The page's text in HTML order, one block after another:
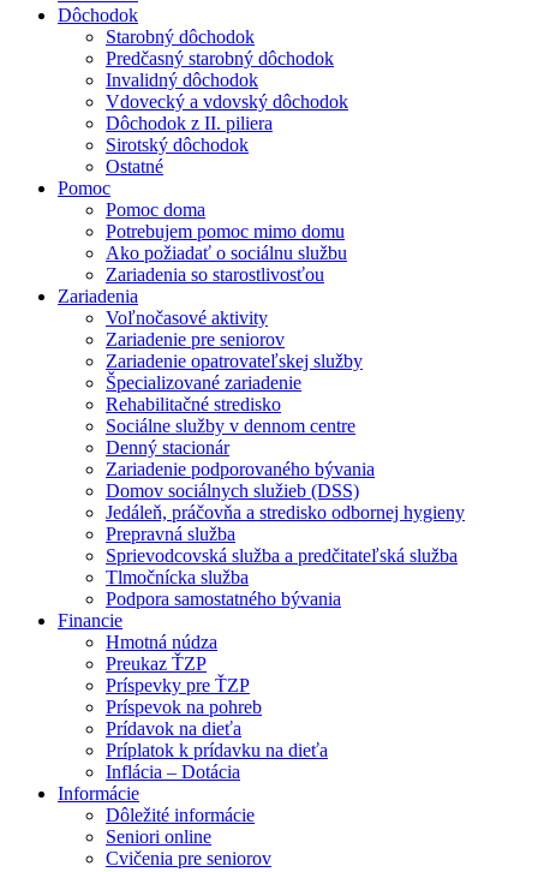
Dôchodok
Starobný dôchodok
Predčasný starobný dôchodok
Invalidný dôchodok
Vdovecký a vdovský dôchodok
Dôchodok z II. piliera
Sirotský dôchodok
Ostatné
Pomoc
Pomoc doma
Potrebujem pomoc mimo domu
Ako požiadať o sociálnu službu
Zariadenia so starostlivosťou
Zariadenia
Voľnočasové aktivity
Zariadenie pre seniorov
Zariadenie opatrovateľskej služby
Špecializované zariadenie
Rehabilitačné stredisko
Sociálne služby v dennom centre
Denný stacionár
Zariadenie podporovaného bývania
Domov sociálnych služieb (DSS)
Jedáleň, práčovňa a stredisko odbornej hygieny
Prepravná služba
Sprievodcovská služba a predčitateľská služba
Tlmočnícka služba
Podpora samostatného bývania
Financie
Hmotná núdza
Preukaz ŤZP
Príspevky pre ŤZP
Príspevok na pohreb
Prídavok na dieťa
Príplatok k prídavku na dieťa
Inflácia – Dotácia
Informácie
Dôležité informácie
Seniori online
Cvičenia pre seniorov